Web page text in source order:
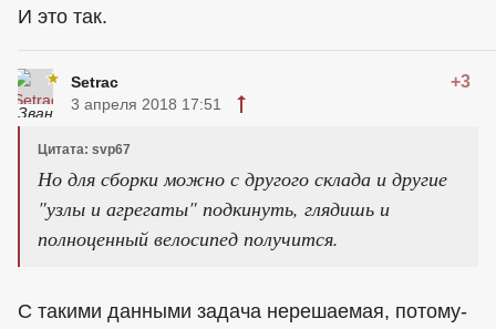
И это так.
Setrac +3
3 апреля 2018 17:51
Цитата: svp67
Но для сборки можно с другого склада и другие
"узлы и агрегаты" подкинуть, глядишь и
полноценный велосипед получится.
С такими данными задача нерешаемая, потому-